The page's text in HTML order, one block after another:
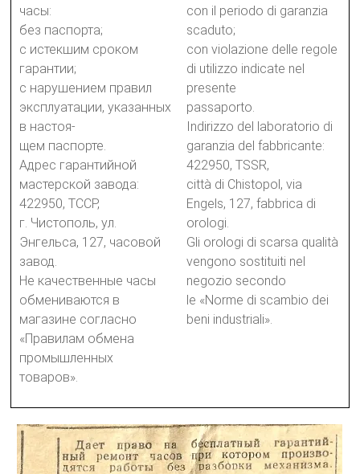
часы:
без паспорта;
с истекшим сроком
гарантии;
с нарушением правил
эксплуатации, указанных
в настоя-
щем паспорте.
Адрес гарантийной
мастерской завода:
422950, ТССР,
г. Чистополь, ул.
Энгельса, 127, часовой
завод.
Не качественные часы
обмениваются в
магазине согласно
«Правилам обмена
промышленных
товаров».
con il periodo di garanzia
scaduto;
con violazione delle regole
di utilizzo indicate nel
presente
passaporto.
Indirizzo del laboratorio di
garanzia del fabbricante:
422950, TSSR,
città di Chistopol, via
Engels, 127, fabbrica di
orologi.
Gli orologi di scarsa qualità
vengono sostituiti nel
negozio secondo
le «Norme di scambio dei
beni industriali».